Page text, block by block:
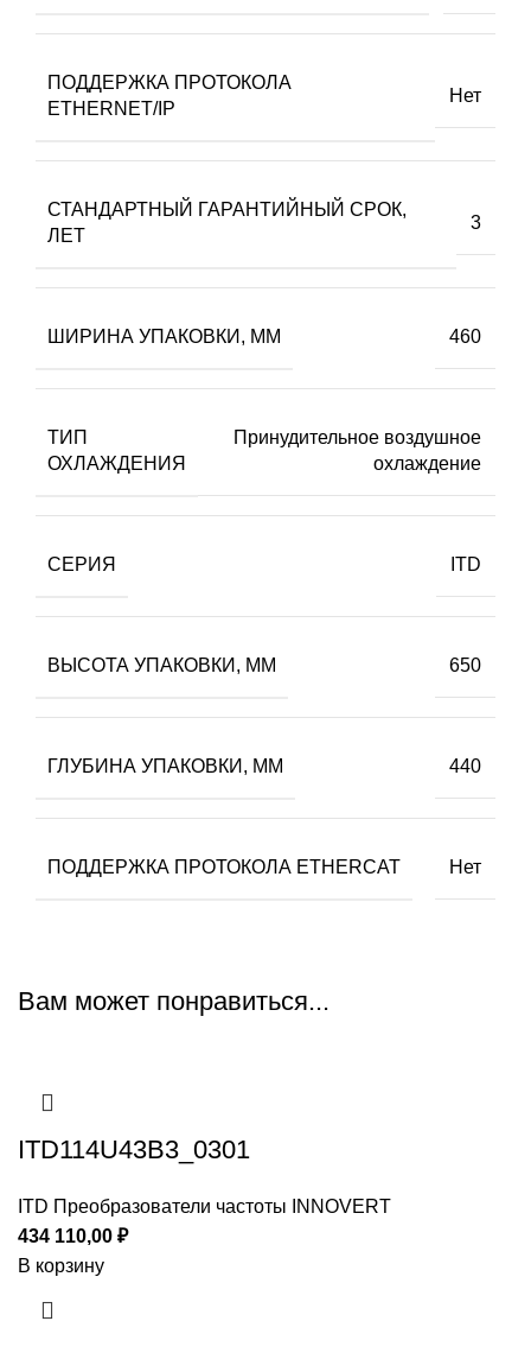
ПОДДЕРЖКА ПРОТОКОЛА
ETHERNET/IP
Нет
СТАНДАРТНЫЙ ГАРАНТИЙНЫЙ СРОК,
ЛЕТ
3
ШИРИНА УПАКОВКИ, ММ 460
ТИП
ОХЛАЖДЕНИЯ
Принудительное воздушное
охлаждение
СЕРИЯ ITD
ВЫСОТА УПАКОВКИ, ММ 650
ГЛУБИНА УПАКОВКИ, ММ 440
ПОДДЕРЖКА ПРОТОКОЛА ETHERCAT Нет
Вам может понравиться...
ITD114U43B3_0301
ITD Преобразователи частоты INNOVERT
434 110,00 ₽
В корзину